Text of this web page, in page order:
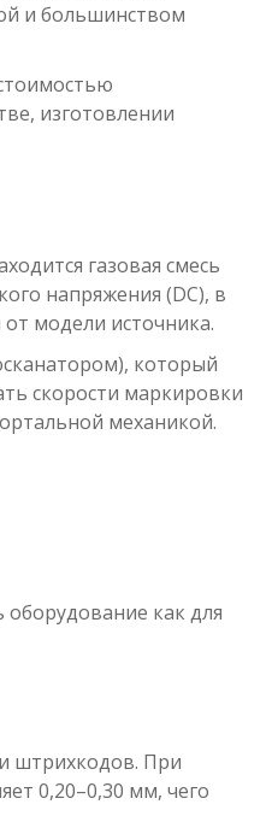
и большинством
изготовлении
газовая смесь
напряжения (DC), в
модели источника.
который
скорости маркировки
механикой.
как для
штрихкодов. При
0,20–0,30 мм, чего